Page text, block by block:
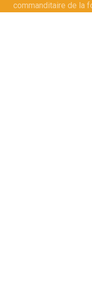
commanditaire de la